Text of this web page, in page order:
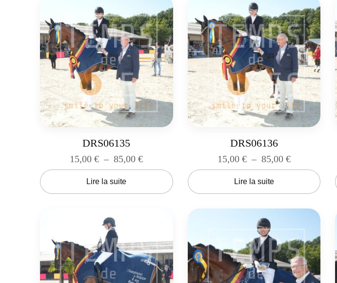
DRS06135
15,00€ – 85,00€
Lire la suite
DRS06136
15,00 € – 85,00 €
Lire la suite